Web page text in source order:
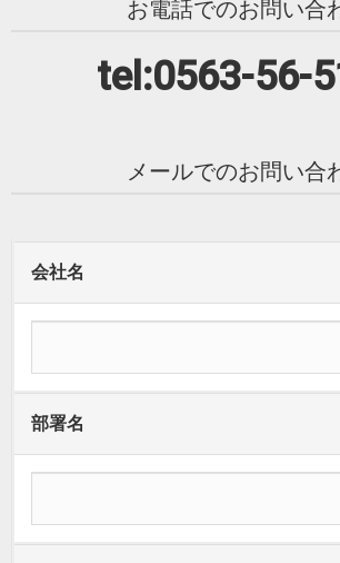
お電話でのお問い合
tel:0563-56-
メールでのお問い合
会社名
部署名